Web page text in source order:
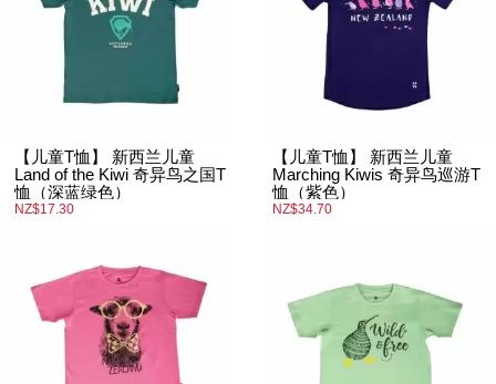
【儿童T恤】 新西兰儿童
Land of the Kiwi 奇异鸟之国T
恤（深蓝绿色）
NZ$17.30
【儿童T恤】 新西兰儿童
Marching Kiwis 奇异鸟巡游T
恤（紫色）
NZ$34.70